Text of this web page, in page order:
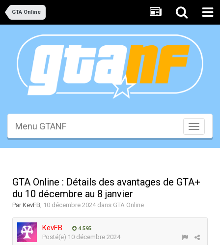
GTA Online
Toggle
Menu GTANF
GTA Online : Détails des avantages de GTA+
du 10 décembre au 8 janvier
ParKevFB, 10 décembre 2024dans GTA Online
KevFB 4 595
Posté(e) 10 décembre 2024